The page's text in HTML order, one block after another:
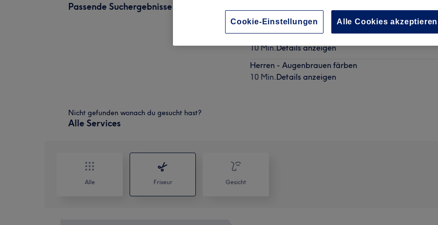
Passende Suchergebnisse
20 Min.Details anzeigen
Herren - Wimpern färben
10 Min.Details anzeigen
Herren - Augenbrauen färben
10 Min.Details anzeigen
Nicht gefunden wonach du gesucht hast?
Alle Services
Alle Friseur Gesicht
Cookie-Einstellungen Alle Cookies akzeptieren